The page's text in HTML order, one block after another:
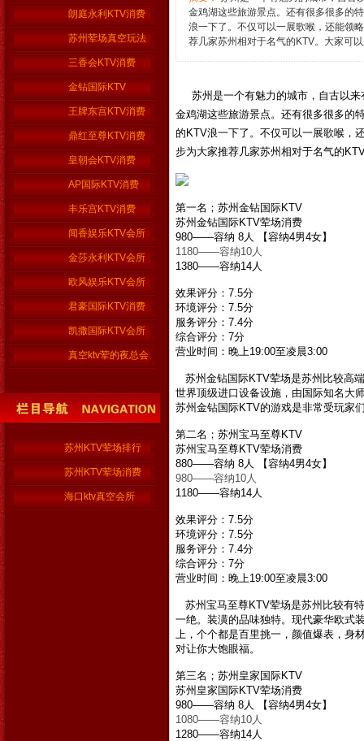
朗庭永利KTV消费
苏州荤场真空玩法
三香会KTV消费
金钻国际KTV
王牌东宫KTV消费
鼎红至尊KTV消费
皇朝会KTV消费
AP国际KTV消费
丰乐宫KTV消费
闻香娱乐KTV会所
金莎永利KTV会所
欧风娱乐KTV会所
君豪国际KTV消费
凯撒国际KTV会所
真空ktv荤的夜总会
苏州KTV荤场排行
苏州KTV荤场消费
海口ktv真空会所
金鸡湖这些旅游景点。还有很多很多的
浪一下了。不仅可以一展歌喉，还能领
荐几家苏州相对于名气的KTV。大家可
苏州是一个有魅力的城市，自古以来
金鸡湖这些旅游景点。还有很多很多的
的KTV浪一下了。不仅可以一展歌喉，
步为大家推荐几家苏州相对于名气的
第一名；苏州金钻国际KTV
苏州金钻国际KTV荤场消费
980——容纳 8人 【容纳4男4女】
1180——容纳10人
1380——容纳14人
效果评分：7.5分
环境评分：7.5分
服务评分：7.4分
综合评分：7分
营业时间：晚上19:00至凌晨3:00
苏州金钻国际KTV荤场是苏州比较高
世界顶级进口设备设施，由国际知名大
苏州金钻国际KTV的游戏是非常受玩家
第二名；苏州宝马至尊KTV
苏州宝马至尊KTV荤场消费
880——容纳 8人 【容纳4男4女】
980——容纳10人
1180——容纳14人
效果评分：7.5分
环境评分：7.5分
服务评分：7.4分
综合评分：7分
营业时间：晚上19:00至凌晨3:00
苏州宝马至尊KTV荤场是苏州比较有
一绝。装潢的品味独特。现代豪华欧式
上，个个都是百里挑一，颜值爆表，身
对让你大饱眼福。
第三名；苏州皇家国际KTV
苏州皇家国际KTV荤场消费
980——容纳 8人 【容纳4男4女】
1080——容纳10人
1280——容纳14人